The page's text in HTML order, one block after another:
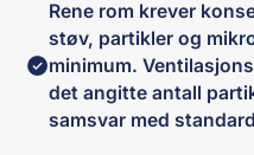
Rene rom krever
støv, partikler og
minimum.
det angitte antall
samsvar med